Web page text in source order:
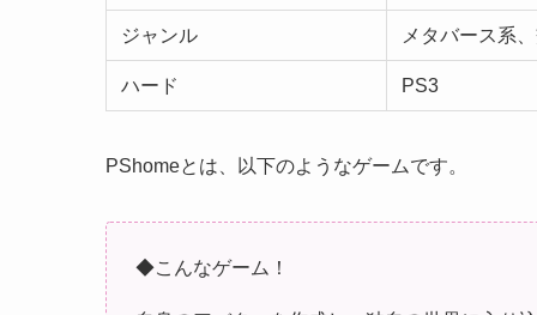
ジャンル メタバース系
ハード PS3
PShomeとは、以下のようなゲームです。
◆こんなゲーム！